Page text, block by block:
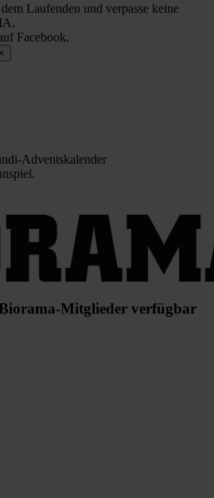
Laufenden und verpasse keine
Facebook.
×
Adventskalender
Mitglieder verfügbar